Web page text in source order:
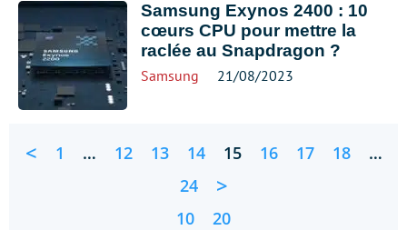
Samsung Exynos 2400 : 10
cœurs CPU pour mettre la
raclée au Snapdragon ?
Samsung 21/08/2023
< 1 … 12 13 14 15 16 17 18
…
24
>
10 20